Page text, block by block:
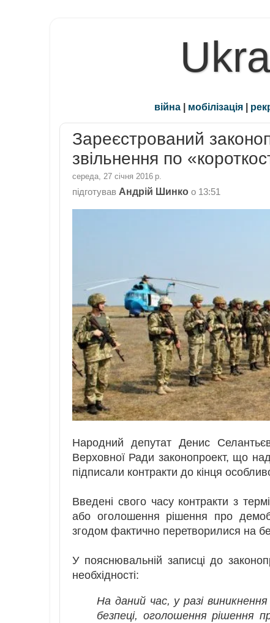
війна | мобілізація |
Зареєстрований
звільнення по
середа, 27 січня 2016 р.
підготував Андрій Шинко о 13:51
Народний депутат Денис
Верховної Ради законопроект, що
підписали контракти до кінця
Введені свого часу контракти з
або оголошення рішення про
згодом фактично перетворилися на
У пояснювальній записці до
необхідності:
На даний час, у разі виникнення
безпеці, оголошення рішення